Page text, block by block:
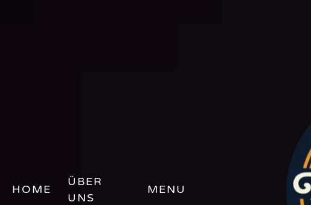
HOME
ÜBER
UNS
MENU